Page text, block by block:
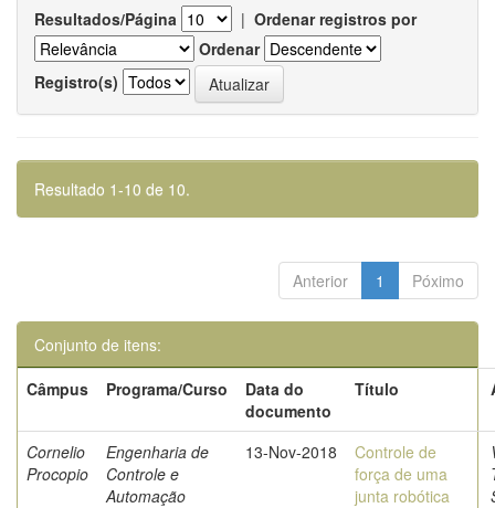
Resultados/Página | Ordenar registros por
Ordenar
Registro(s)
Resultado 1-10 de 10.
Anterior 1 Póximo
Conjunto de itens:
Câmpus
Programa/Curso
Data do
documento
Título
Cornelio
Procopio
Engenharia de
Controle e
Automação
13-Nov-2018
Controle de
força de uma
junta robótica